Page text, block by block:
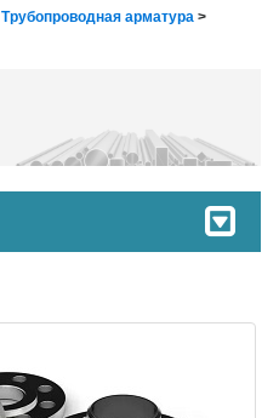
Трубопроводная арматура >